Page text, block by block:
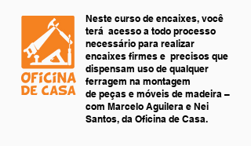
Neste curso de encaixes, você
terá acesso a todo processo
necessário para realizar
encaixes firmes e precisos que
dispensam uso de qualquer
ferragem na montagem
de peças e móveis de madeira –
com Marcelo Aguilera e Nei
Santos, da Oficina de Casa.